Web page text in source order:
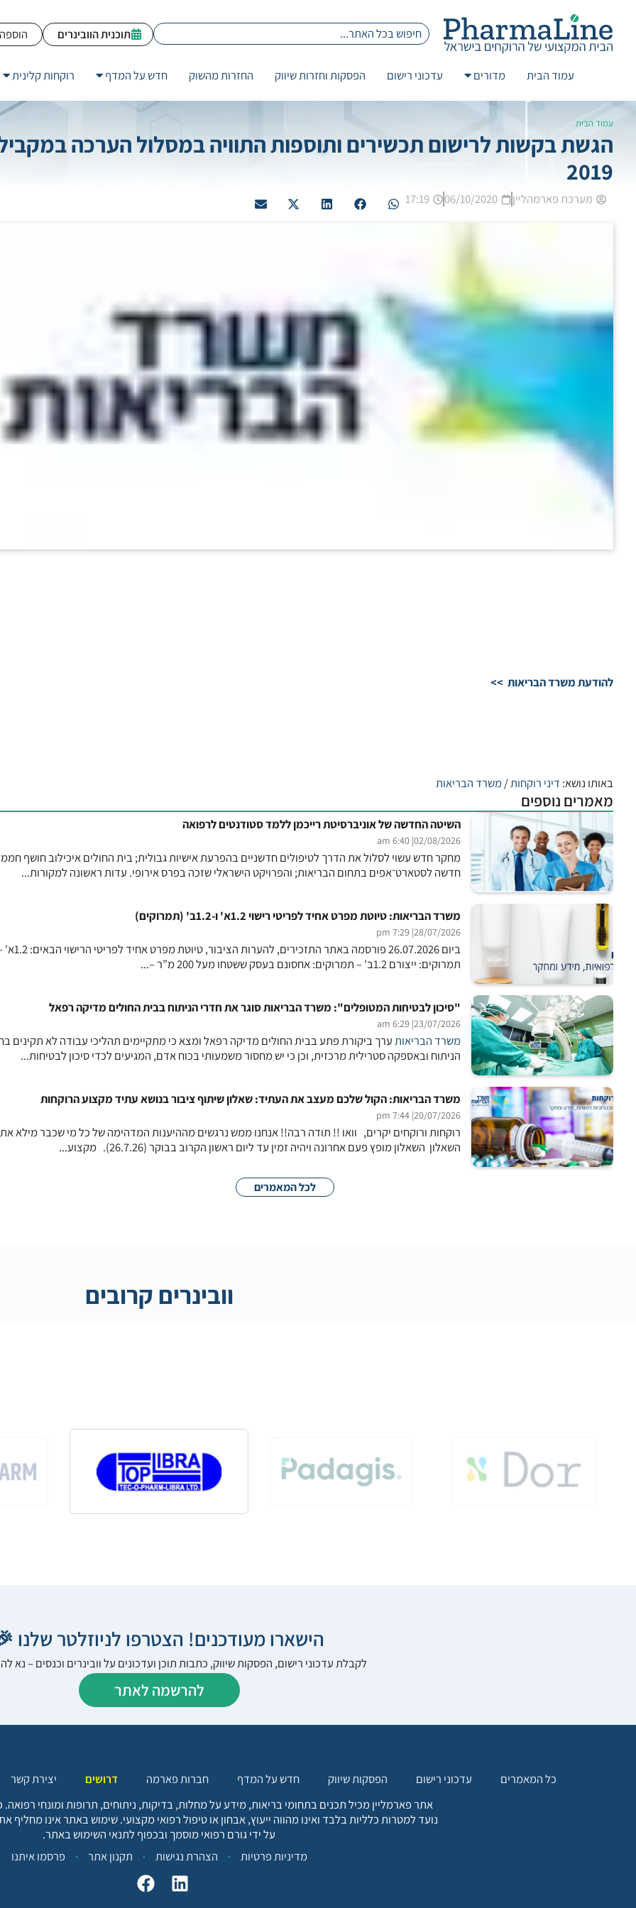
תוכנית הוובינרים
עמוד הבית מדורים עדכוני רישום הפסקות וחזרות שיווק החזרות מהשוק חדש על המדף רוקחות קלינית
עמוד הבית
הגשת בקשות לרישום תכשירים ותוספות התוויה במסלול הערכה
2019
מערכת פארמהליין 06/10/2020
17:19
להודעת משרד הבריאות >>
באותו נושא: דיני רוקחות/משרד הבריאות
מאמרים נוספים
השיטה החדשה של אוניברסיטת רייכמן ללמד סטודנטים לרפואה
02/08/2026
| 6:40 am
מחקר חדש עשוי לסלול את הדרך לטיפולים חדשניים בהפרעת אישיות גבולית; בית החולים איכילוב חושף
חדשה לסטארט־אפים בתחום הבריאות; והפרויקט הישראלי שזכה בפרס אירופי. עדות ראשונה למקורות...
משרד הבריאות: טיוטת מפרט אחיד לפריטי רישוי 1.2א' ו-1.2ב' (תמרוקים)
28/07/2026
| 7:29 pm
ביום 26.07.2026 פורסמה באתר התזכירים, להערות הציבור, טיוטת מפרט
תמרוקים: ייצורם 1.2ב' – תמרוקים: אחסונם בעסק ששטחו מעל 200 מ”ר –...
"סיכון לבטיחות המטופלים": משרד הבריאות סוגר את חדרי הניתוח בבית החולים מדיקה רפאל
23/07/2026
| 6:29 am
משרד הבריאותערך ביקורת פתע בבית החולים מדיקה רפאל ומצא כי מתקיימים תהליכי עבודה לא תקינים
הניתוח ובאספקה סטרילית מרכזית, וכן כי יש מחסור משמעותי בכוח אדם, המגיעים לכדי סיכון לבטיחות...
משרד הבריאות: הקול שלכם מעצב את העתיד: שאלון שיתוף ציבור בנושא עתיד מקצוע הרוקחות
20/07/2026
| 7:44 pm
רוקחות ורוקחים יקרים, וואו !! תודה רבה!! אנחנו ממש נרגשים מההיענות המדהימה של כל מי שכבר מילא את
השאלון השאלון מופץ פעם אחרונה ויהיה זמין עד ליום ראשון הקרוב בבוקר (26.7.26). מקצוע...
לכל המאמרים
וובינרים קרובים
הישארו מעודכנים! הצטרפו לניוזלטר שלנו
לקבלת עדכוני רישום, הפסקות שיווק, כתבות תוכן ועדכונים על וובינרים וכנסים – נא
להרשמה לאתר
כל המאמרים עדכוני רישום הפסקות שיווק חדש על המדף חברות פארמה דרושים
יצירת קשר
אתר פארמליין מכיל תכנים בתחומי בריאות, מידע על מחלות, בדיקות, ניתוחים, תרופות ומונחי
נועד למטרות כלליות בלבד ואינו מהווה ייעוץ, אבחון או טיפול רפואי מקצועי. שימוש באתר אינו מחליף
על ידי גורם רפואי מוסמך ובכפוף לתנאי השימוש באתר.
מדיניות פרטיות
הצהרת נגישות תקנון אתר פרסמו איתנו